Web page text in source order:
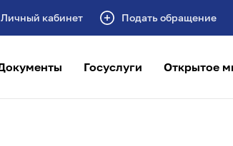
Личный кабинет Подать обращение
Госуслуги Открытое